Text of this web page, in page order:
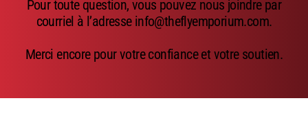
Pour toute question, vous pouvez nous joindre par
courriel à l’adresse info@theflyemporium.com.
Merci encore pour votre confiance et votre soutien.
Emerger